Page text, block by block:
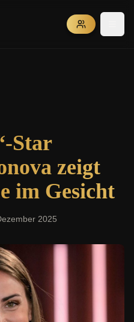
Star
zeigt
im Gesicht
2025